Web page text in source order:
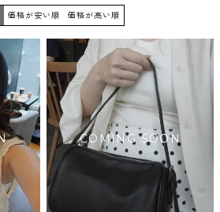
再入荷 SALE
HIT ITEM
価格が安い順 価格が高い順